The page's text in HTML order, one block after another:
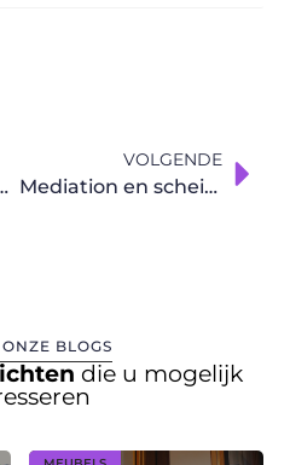
voor een zzp’er
VOLGENDE
Mediation en scheiding
BLOGS
die u mogelijk